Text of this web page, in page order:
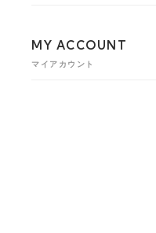
MY ACCOUNT
マイアカウント